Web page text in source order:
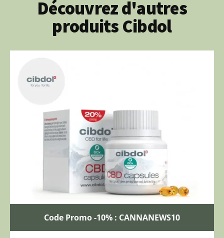
Découvrez d'autres
produits Cibdol
Code Promo -10% : CANNANEWS10